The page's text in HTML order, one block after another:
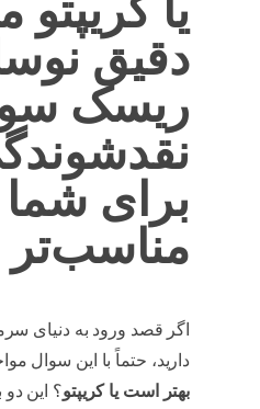
یا کریپتو
دقیق
ریسک
برای شما
اگر قصد ورود به دنیای
دارید، حتماً با این سوال
بهتر است یا کریپتو؟ این دو